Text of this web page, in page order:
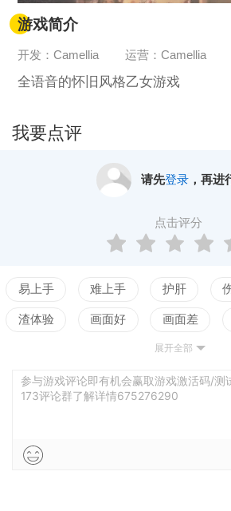
游戏简介
开发：Camellia 运营：Camellia
全语音的怀旧风格乙女游戏
我要点评
请先登录，再进
点击评分
易上手 难上手 护肝
渣体验 画面好 画面差
测试
展开全部
参与游戏评论即有机会赢取游戏激活码/测
173评论群了解详情675276290